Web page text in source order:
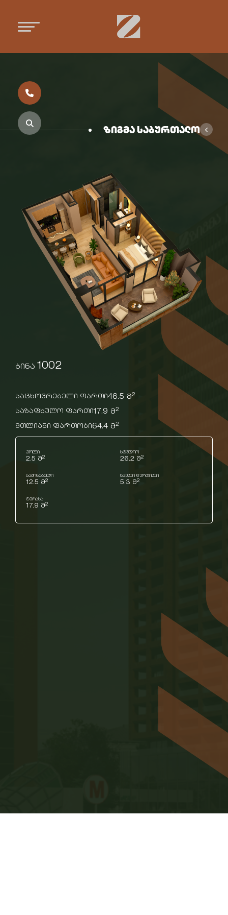
ზიგმა საბურთალო
ბინა 1002
საცხოვრებელი ფართი46.5 მ2
საზაფხულო ფართი17.9 მ2
მთლიანი ფართობი64.4 მ2
ჰოლი
2.5 მ2
სტუდიო
26.2 მ2
საძინებელი
12.5 მ2
სველი წერტილი
5.3 მ2
ტერასა
17.9 მ2